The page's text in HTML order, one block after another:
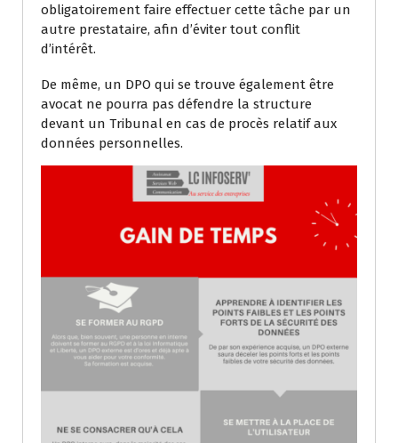
obligatoirement faire effectuer cette tâche par un
autre prestataire, afin d’éviter tout conflit
d’intérêt.
De même, un DPO qui se trouve également être
avocat ne pourra pas défendre la structure
devant un Tribunal en cas de procès relatif aux
données personnelles.